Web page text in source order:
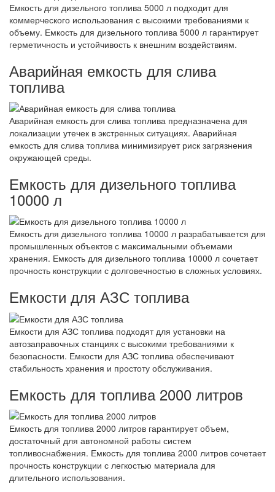
Емкость для дизельного топлива 5000 л подходит для
коммерческого использования с высокими требованиями к
объему. Емкость для дизельного топлива 5000 л гарантирует
герметичность и устойчивость к внешним воздействиям.
Аварийная емкость для слива
топлива
Аварийная емкость для слива топлива предназначена для
локализации утечек в экстренных ситуациях. Аварийная
емкость для слива топлива минимизирует риск загрязнения
окружающей среды.
Емкость для дизельного топлива
10000 л
Емкость для дизельного топлива 10000 л разрабатывается для
промышленных объектов с максимальными объемами
хранения. Емкость для дизельного топлива 10000 л сочетает
прочность конструкции с долговечностью в сложных условиях.
Емкости для АЗС топлива
Емкости для АЗС топлива подходят для установки на
автозаправочных станциях с высокими требованиями к
безопасности. Емкости для АЗС топлива обеспечивают
стабильность хранения и простоту обслуживания.
Емкость для топлива 2000 литров
Емкость для топлива 2000 литров гарантирует объем,
достаточный для автономной работы систем
топливоснабжения. Емкость для топлива 2000 литров сочетает
прочность конструкции с легкостью материала для
длительного использования.